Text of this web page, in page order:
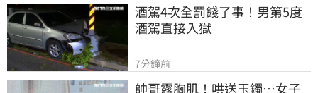
酒駕4次全罰錢了事！男第5度
酒駕直接入獄
7分鐘前
帥哥露胸肌！哄送玉鐲…女子